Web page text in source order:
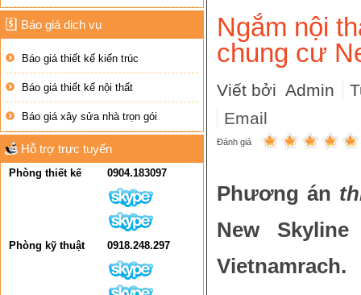
Báo giá dịch vụ
Báo giá thiết kế kiến trúc
Báo giá thiết kế nội thất
Báo giá xây sửa nhà trọn gói
Hỗ trợ trực tuyến
Phòng thiết kế 0904.183097
Phòng kỹ thuật 0918.248.297
Ngắm nội
chung cư
Viết bởi Admin
Email
Đánh giá
Phương án
New
Vietnamrach.